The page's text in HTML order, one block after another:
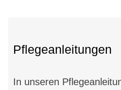
Pflegeanleitungen
In unseren